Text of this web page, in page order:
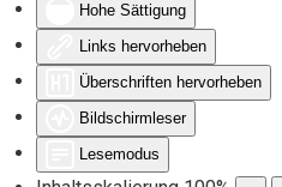
Hohe Sättigung
Links hervorheben
Überschriften hervorheben
Bildschirmleser
Lesemodus